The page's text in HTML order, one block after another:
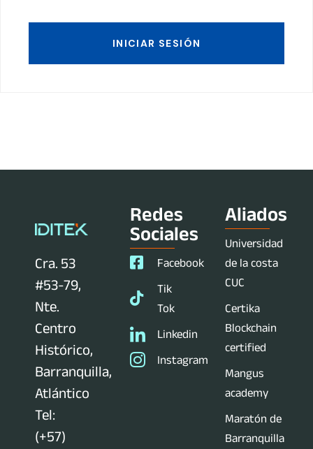
INICIAR SESIÓN
Cra. 53
#53-79,
Nte.
Centro
Histórico,
Barranquilla,
Atlántico
Tel:
(+57)
Redes
Sociales
Facebook
Tik
Tok
Linkedin
Instagram
Aliados
Universidad
de la costa
CUC
Certika
Blockchain
certified
Mangus
academy
Maratón de
Barranquilla